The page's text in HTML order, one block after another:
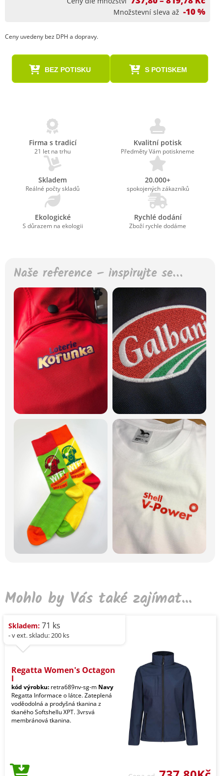
Množstevní sleva až -10 %
Ceny uvedeny bez DPH a dopravy.
BEZ POTISKU S POTISKEM
Firma s tradicí
21 let na trhu
Kvalitní potisk
Předměty Vám potiskneme
Skladem
Reálné počty skladů
20.000+
spokojených zákazníků
Ekologické
S důrazem na ekologii
Rychlé dodání
Zboží rychle dodáme
Naše reference – inspirujte se…
Mohlo by Vás také zajímat...
Skladem: 71 ks
- v ext. skladu: 200 ks
Regatta Women's Octagon
I
kód výrobku: retra689nv-sg-m Navy
Regatta Informace o látce. Zateplená
voděodolná a prodyšná tkanina z
tkaného Softshellu XPT. 3vrsvá
membránová tkanina.